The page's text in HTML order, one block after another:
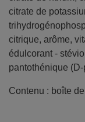
citrate de
citrique, arôme,
édulcorant -
pantothénique
Contenu : boîte